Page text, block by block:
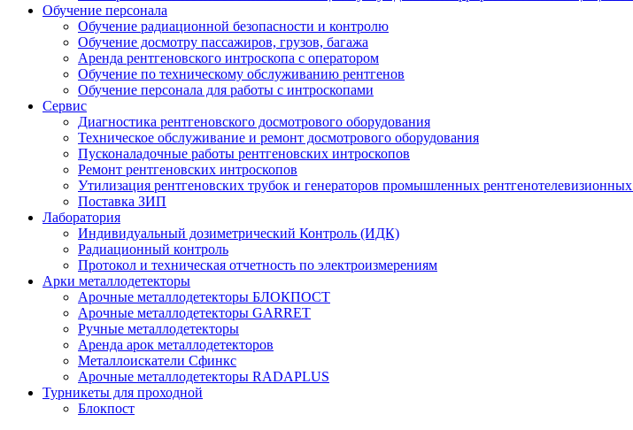
Обучение персонала
Обучение радиационной безопасности и контролю
Обучение досмотру пассажиров, грузов, багажа
Аренда рентгеновского интроскопа с оператором
Обучение по техническому обслуживанию рентгенов
Обучение персонала для работы с интроскопами
Сервис
Диагностика рентгеновского досмотрового оборудования
Техническое обслуживание и ремонт досмотрового оборудования
Пусконаладочные работы рентгеновских интроскопов
Ремонт рентгеновских интроскопов
Утилизация рентгеновских трубок и генераторов промышленных
Поставка ЗИП
Лаборатория
Индивидуальный дозиметрический Контроль (ИДК)
Радиационный контроль
Протокол и техническая отчетность по электроизмерениям
Арки металлодетекторы
Арочные металлодетекторы БЛОКПОСТ
Арочные металлодетекторы GARRET
Ручные металлодетекторы
Аренда арок металлодетекторов
Металлоискатели Сфинкс
Арочные металлодетекторы RADAPLUS
Турникеты для проходной
Блокпост